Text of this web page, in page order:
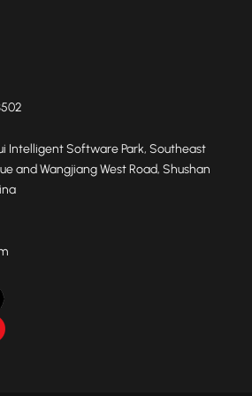
Intelligent Software Park, Southeast
and Wangjiang West Road, Shushan